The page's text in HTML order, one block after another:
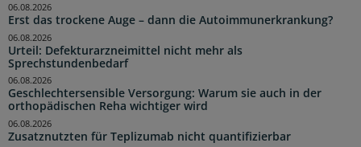
Erst das trockene Auge – dann die Autoimmunerkrankung?
06.08.2026
Urteil: Defekturarzneimittel nicht mehr als
Sprechstundenbedarf
06.08.2026
Geschlechtersensible Versorgung: Warum sie auch in der
orthopädischen Reha wichtiger wird
06.08.2026
Zusatznutzten für Teplizumab nicht quantifizierbar
06.08.2026